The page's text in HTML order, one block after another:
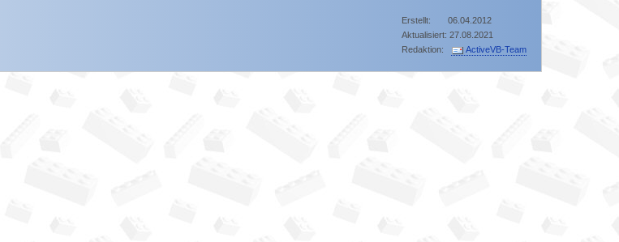
Erstellt: 06.04.2012
Aktualisiert: 27.08.2021
Redaktion:
ActiveVB-Team